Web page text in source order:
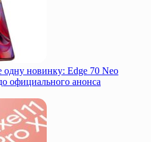
одну новинку: Edge 70 Neo
официального анонса